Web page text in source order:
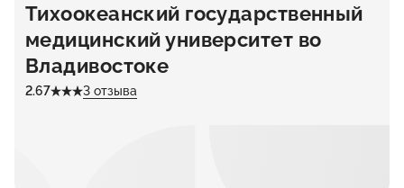
Тихоокеанский государственный
медицинский университет во
Владивостоке
2.67 3 отзыва